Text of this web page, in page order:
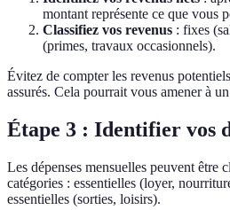
montant représente ce que vous
Classifiez vos revenus : fixes
(primes, travaux occasionnels).
Évitez de compter les revenus
assurés. Cela pourrait vous amener à
Étape 3 : Identifier vos
Les dépenses mensuelles peuvent être
catégories : essentielles (loyer,
essentielles (sorties, loisirs).